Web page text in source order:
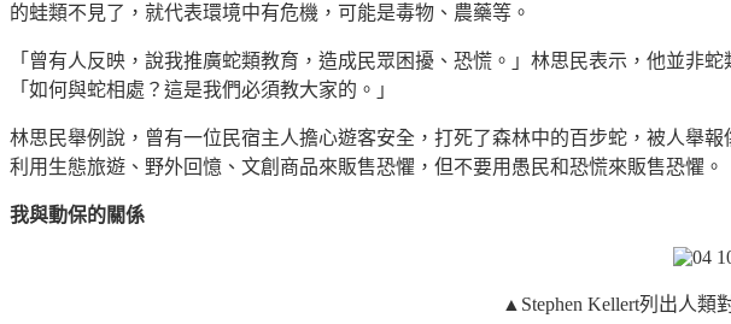
的蛙類不見了，就代表環境中有危機，可能是毒物、農藥等。
「曾有人反映，說我推廣蛇類教育，造成民眾困擾、恐慌。」林思民表示，他並非
「如何與蛇相處？這是我們必須教大家的。」
林思民舉例說，曾有一位民宿主人擔心遊客安全，打死了森林中的百步蛇，被人舉
利用生態旅遊、野外回憶、文創商品來販售恐懼，但不要用愚民和恐慌來販售恐懼。
我與動保的關係
▲Stephen Kellert列出人類